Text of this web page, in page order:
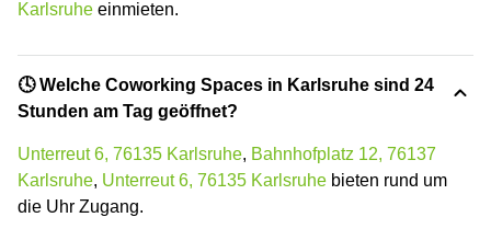
Karlsruhe einmieten.
🕓 Welche Coworking Spaces in Karlsruhe sind 24
Stunden am Tag geöffnet?
Unterreut 6, 76135 Karlsruhe, Bahnhofplatz 12, 76137
Karlsruhe, Unterreut 6, 76135 Karlsruhe bieten rund um
die Uhr Zugang.